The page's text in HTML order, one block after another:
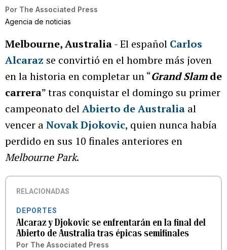
Por The Associated Press
Agencia de noticias
Melbourne, Australia- El español Carlos
Alcaraz se convirtió en el hombre más joven
en la historia en completar un “Grand Slamde
carrera” tras conquistar el domingo su primer
campeonato delAbierto de Australia al
vencer aNovak Djokovic, quien nunca había
perdido en sus 10 finales anteriores en
Melbourne Park.
RELACIONADAS
DEPORTES
Alcaraz y Djokovic se enfrentarán en la final del
Abierto de Australia tras épicas semifinales
Por The Associated Press